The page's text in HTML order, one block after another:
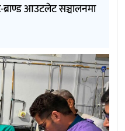
ब्राण्ड आउटलेट सञ्चालनमा